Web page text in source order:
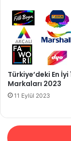
Türkiye’deki En İyi
Markaları 2023
11 Eylül 2023